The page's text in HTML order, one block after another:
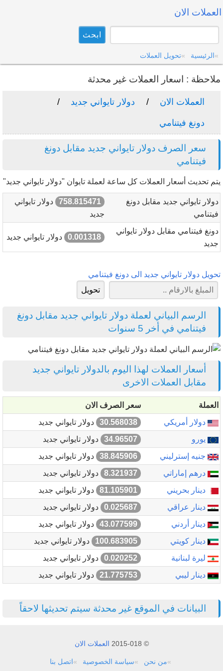
العملات الان
الرئيسية تحويل العملات
ملاحظة : اسعار العملات غير محدثة
العملات الان دولار تايواني جديد
دونغ فيتنامي
سعر الصرف دولار تايواني جديد مقابل دونغ
فيتنامي
يتم تحديث أسعار العملات كل ساعة لعملة تايوان "دولار تايواني جديد"
دولار تايواني جديد مقابل دونغ
فيتنامي
758.815471
دولار تايواني
جديد
دونغ فيتنامي مقابل دولار تايواني
جديد
0.001318 دولار تايواني جديد
تحويل دولار تايواني جديد الى دونغ فيتنامي
الرسم البياني لعملة دولار تايواني جديد مقابل دونغ
فيتنامي في أخر 5 سنوات
أسعار العملات لهذا اليوم بالدولار تايواني جديد
مقابل العملات الاخرى
العملة
سعر الصرف الان
دولار أمريكي
30.568038
دولار تايواني جديد
يورو
34.96507
دولار تايواني جديد
جنيه إسترليني
38.845906
دولار تايواني جديد
درهم إماراتي
8.321937
دولار تايواني جديد
دينار بحريني
81.105901
دولار تايواني جديد
دينار عراقي
0.025687
دولار تايواني جديد
دينار أردني
43.077599
دولار تايواني جديد
دينار كويتي
100.683905
دولار تايواني جديد
ليرة لبنانية
0.020252
دولار تايواني جديد
دينار ليبي
21.775753 دولار تايواني جديد
البيانات في الموقع غير محدثة سيتم تحديثها لاحقاً
© 2015-018 العملات الان
من نحن سياسة الخصوصية
اتصل بنا